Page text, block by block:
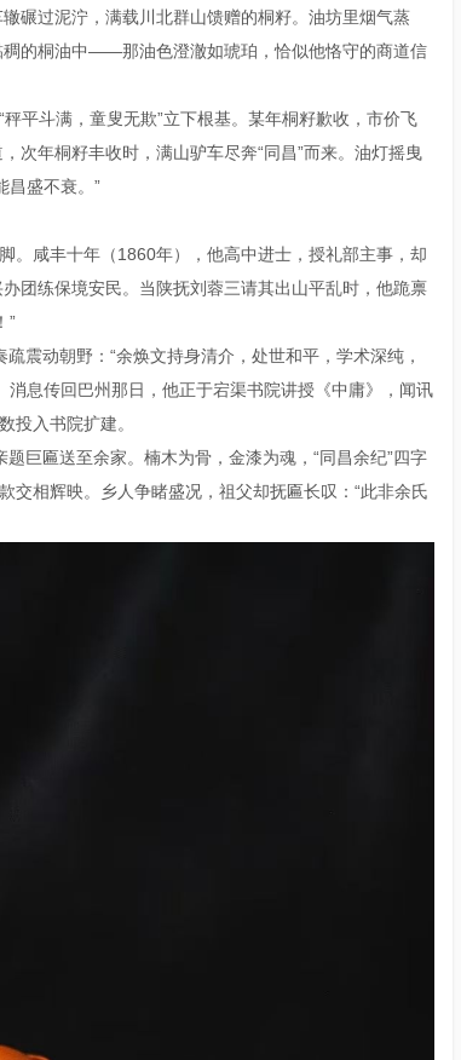
碾过泥泞，满载川北群山馈赠的桐籽。油坊里烟气蒸
的桐油中——那油色澄澈如琥珀，恰似他恪守的商道信
平斗满，童叟无欺”立下根基。某年桐籽歉收，市价飞
次年桐籽丰收时，满山驴车尽奔“同昌”而来。油灯摇曳
昌盛不衰。”
。咸丰十年（1860年），他高中进士，授礼部主事，却
团练保境安民。当陕抚刘蓉三请其出山平乱时，他跪禀
”
震动朝野：“余焕文持身清介，处世和平，学术深纯，
息传回巴州那日，他正于宕渠书院讲授《中庸》，闻讯
投入书院扩建。
巨匾送至余家。楠木为骨，金漆为魂，“同昌余纪”四字
交相辉映。乡人争睹盛况，祖父却抚匾长叹：“此非余氏